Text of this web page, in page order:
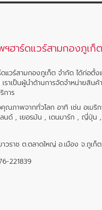
ฮาร์ดแวร์สามกองภูเก็
แวร์สามกองภูเก็ต จำกัด ได้ก่อตั้ง
ราเป็นผู้นำด้านการจัดจำหน่ายสิน
การ
คุณภาพจากทั่วโลก อาทิ เช่น อเมริ
นด์ , เยอรมัน , เดนมาร์ก , ญี่ปุ่น
วราช ต.ตลาดใหญ่ อ.เมือง จ.ภูเก็
221839